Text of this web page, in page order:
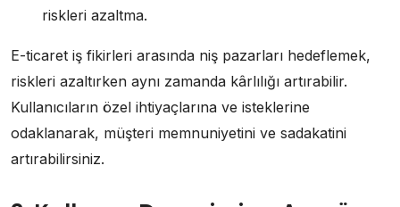
riskleri azaltma.
E-ticaret iş fikirleri arasında niş pazarları hedeflemek,
riskleri azaltırken aynı zamanda kârlılığı artırabilir.
Kullanıcıların özel ihtiyaçlarına ve isteklerine
odaklanarak, müşteri memnuniyetini ve sadakatini
artırabilirsiniz.